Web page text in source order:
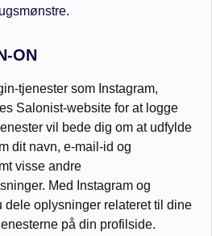
ON
tjenester som Instagram,
Salonist-website for at logge
vil bede dig om at udfylde
dit navn, e-mail-id og
visse andre
Med Instagram og
dele oplysninger relateret til dine
på din profilside.